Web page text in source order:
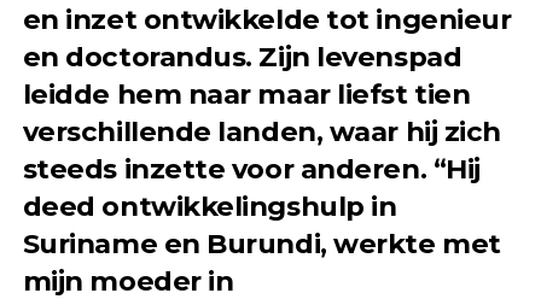
en inzet ontwikkelde tot ingenieur
en doctorandus. Zijn levenspad
leidde hem naar maar liefst tien
verschillende landen, waar hij zich
steeds inzette voor anderen. “Hij
deed ontwikkelingshulp in
Suriname en Burundi, werkte met
mijn moeder in